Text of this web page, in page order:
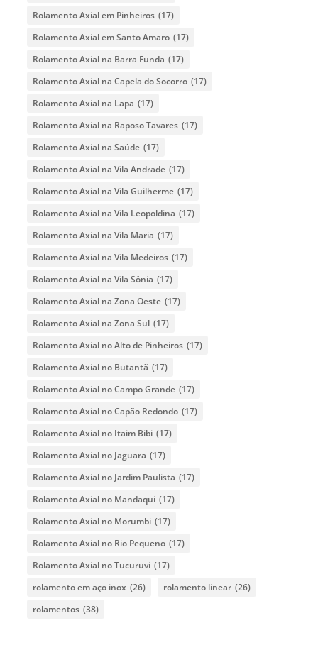
Rolamento Axial em Pinheiros (17)
Rolamento Axial em Santo Amaro (17)
Rolamento Axial na Barra Funda (17)
Rolamento Axial na Capela do Socorro (17)
Rolamento Axial na Lapa (17)
Rolamento Axial na Raposo Tavares (17)
Rolamento Axial na Saúde (17)
Rolamento Axial na Vila Andrade (17)
Rolamento Axial na Vila Guilherme (17)
Rolamento Axial na Vila Leopoldina (17)
Rolamento Axial na Vila Maria (17)
Rolamento Axial na Vila Medeiros (17)
Rolamento Axial na Vila Sônia (17)
Rolamento Axial na Zona Oeste (17)
Rolamento Axial na Zona Sul (17)
Rolamento Axial no Alto de Pinheiros (17)
Rolamento Axial no Butantã (17)
Rolamento Axial no Campo Grande (17)
Rolamento Axial no Capão Redondo (17)
Rolamento Axial no Itaim Bibi (17)
Rolamento Axial no Jaguara (17)
Rolamento Axial no Jardim Paulista (17)
Rolamento Axial no Mandaqui (17)
Rolamento Axial no Morumbi (17)
Rolamento Axial no Rio Pequeno (17)
Rolamento Axial no Tucuruvi (17)
rolamento em aço inox (26) rolamento linear (26)
rolamentos (38)